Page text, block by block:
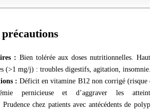
: Bien tolérée aux doses nutritionnelles.
(>1 mg/j) : troubles digestifs, agitation, insomnie.
: Déficit en vitamine B12 non corrigé (risque
pernicieuse et d’aggraver les
chez patients avec antécédents de